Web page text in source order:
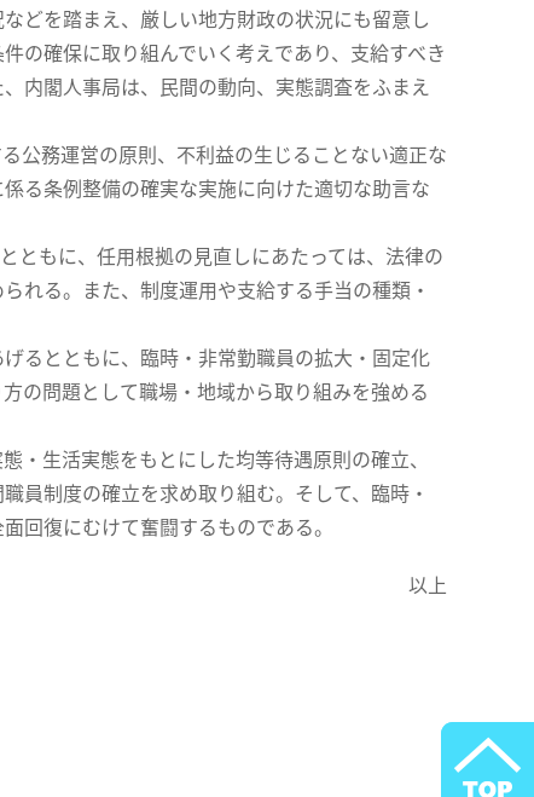
どを踏まえ、厳しい地方財政の状況にも留意し
の確保に取り組んでいく考えであり、支給すべき
内閣人事局は、民間の動向、実態調査をふまえ
公務運営の原則、不利益の生じることない適正な
る条例整備の確実な実施に向けた適切な助言な
ともに、任用根拠の見直しにあたっては、法律の
れる。また、制度運用や支給する手当の種類・
るとともに、臨時・非常勤職員の拡大・固定化
の問題として職場・地域から取り組みを強める
生活実態をもとにした均等待遇原則の確立、
員制度の確立を求め取り組む。そして、臨時・
回復にむけて奮闘するものである。
以上